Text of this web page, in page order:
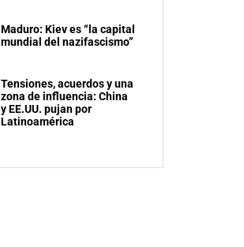
Maduro: Kiev es “la capital
mundial del nazifascismo”
Tensiones, acuerdos y una
zona de influencia: China
y EE.UU. pujan por
Latinoamérica